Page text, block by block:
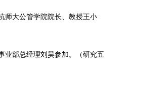
师大公管学院院长、教授王小
业部总经理刘昊参加。（研究五